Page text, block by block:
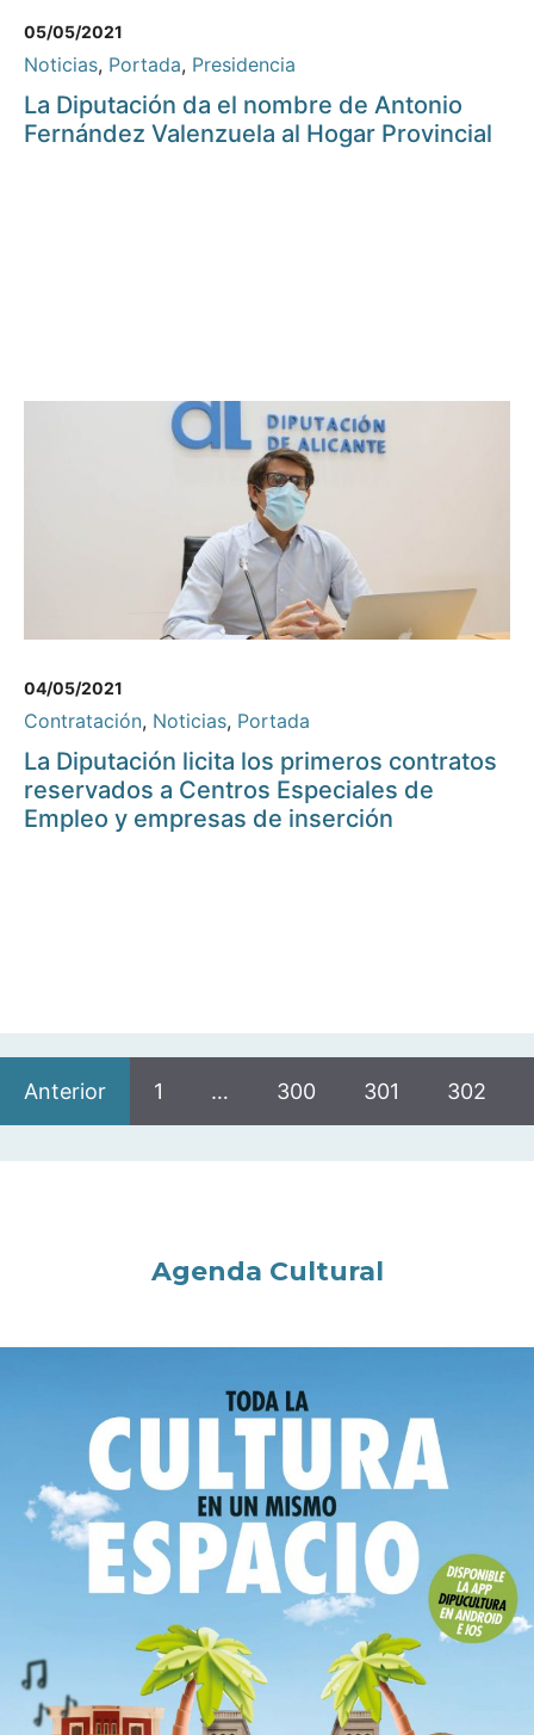
05/05/2021
Noticias, Portada, Presidencia
La Diputación da el nombre de Antonio
Fernández Valenzuela al Hogar Provincial
04/05/2021
Contratación, Noticias, Portada
La Diputación licita los primeros contratos
reservados a Centros Especiales de
Empleo y empresas de inserción
Anterior 1 … 300 301 302
Agenda Cultural